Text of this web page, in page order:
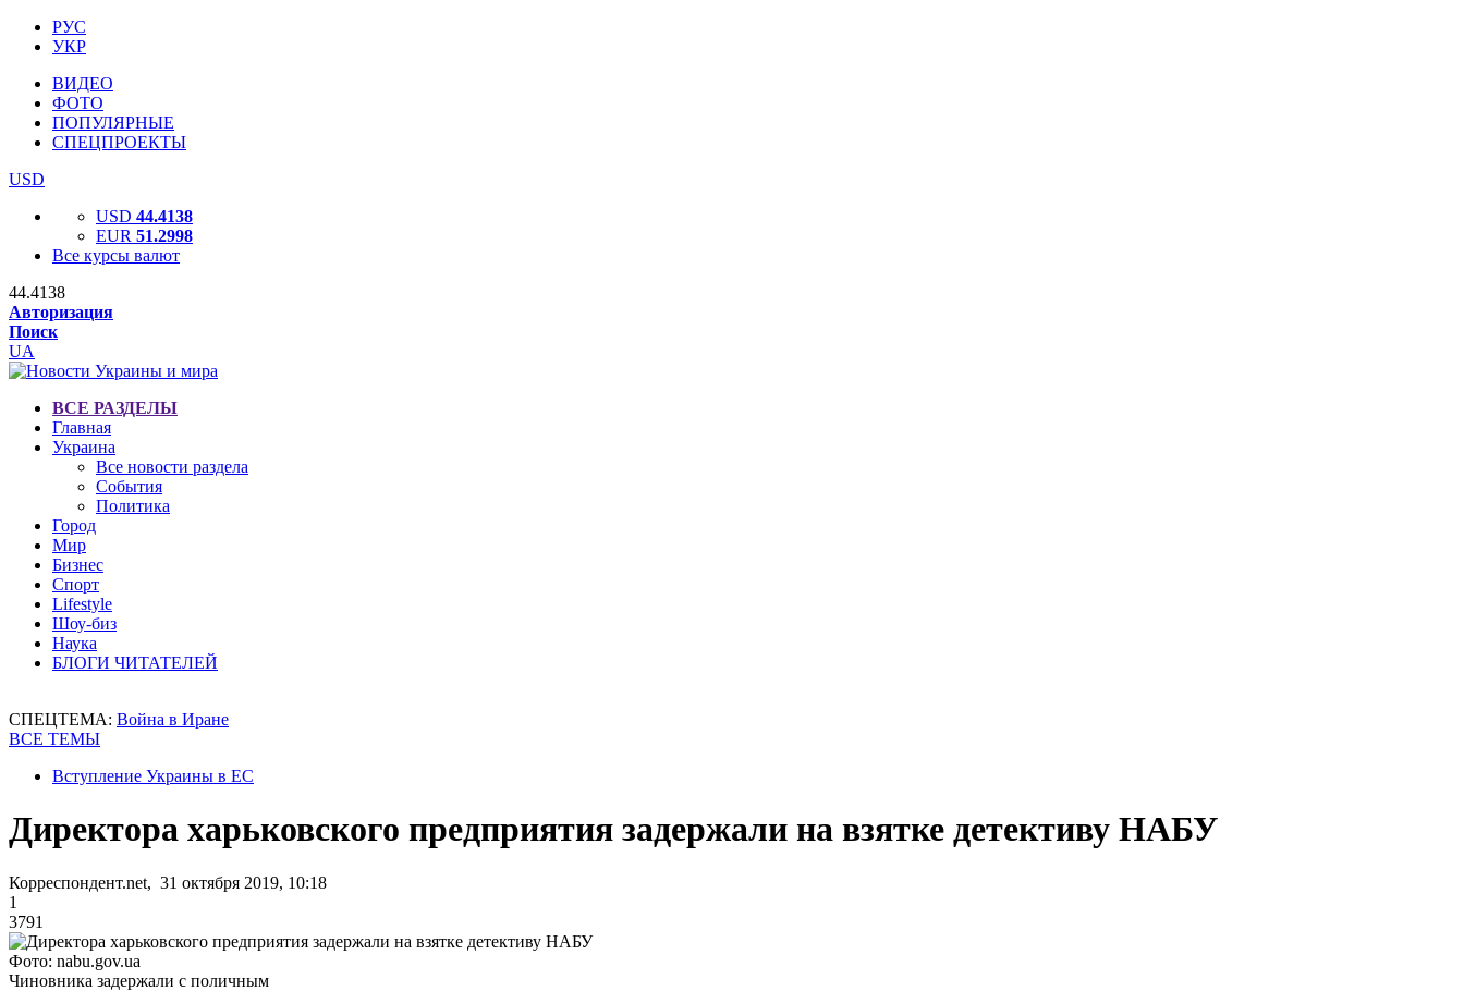
РУС
УКР
ВИДЕО
ФОТО
ПОПУЛЯРНЫЕ
СПЕЦПРОЕКТЫ
USD
USD 44.4138
EUR 51.2998
Все курсы валют
44.4138
Авторизация
Поиск
UA
ВСЕ РАЗДЕЛЫ
Главная
Украина
Все новости раздела
События
Политика
Город
Мир
Бизнес
Спорт
Lifestyle
Шоу-биз
Наука
БЛОГИ ЧИТАТЕЛЕЙ
СПЕЦТЕМА: Война в Иране
ВСЕ ТЕМЫ
Вступление Украины в ЕС
Директора харьковского предприятия задержали на взятке детективу НАБУ
Корреспондент.net, 31 октября 2019, 10:18
1
3791
Фото: nabu.gov.ua
Чиновника задержали с поличным